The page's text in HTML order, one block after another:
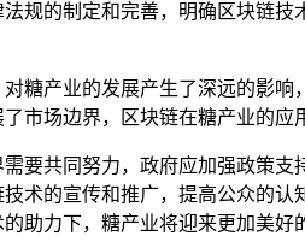
规的制定和完善，明确区块链
糖产业的发展产生了深远的影
市场边界，区块链在糖产业的应
要共同努力，政府应加强政策
术的宣传和推广，提高公众的
助力下，糖产业将迎来更加美好